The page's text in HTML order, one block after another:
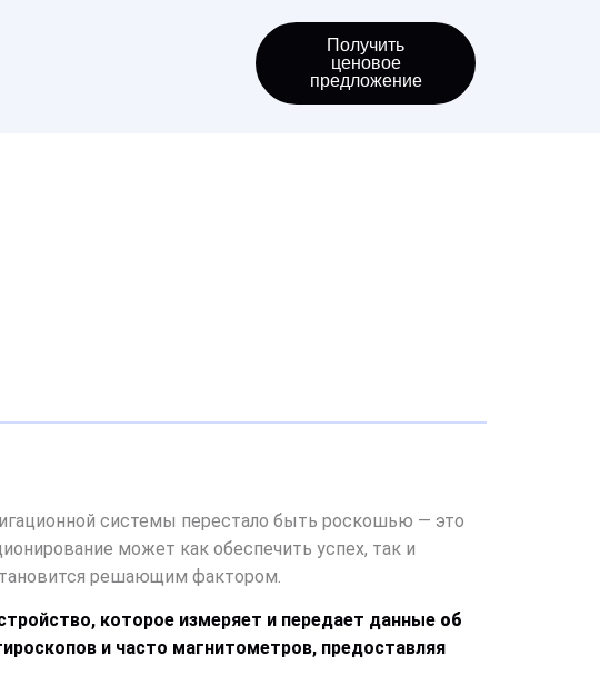
Получить
ценовое
предложение
системы перестало быть роскошью — это
может как обеспечить успех, так и
решающим фактором.
которое измеряет и передает данные об
и часто магнитометров, предоставляя